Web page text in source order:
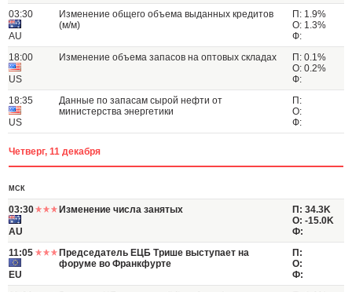
03:30
AU
Изменение общего объема выданных кредитов
(м/м)
П: 1.9%
О: 1.3%
Ф:
18:00
US
Изменение объема запасов на оптовых складах
П: 0.1%
О: 0.2%
Ф:
18:35
US
Данные по запасам сырой нефти от
министерства энергетики
П:
О:
Ф:
Четверг, 11 декабря
МСК
03:30
AU
Изменение числа занятых
П: 34.3K
О: -15.0K
Ф:
11:05
EU
Председатель ЕЦБ Трише выступает на
форуме во Франкфурте
П:
О:
Ф: